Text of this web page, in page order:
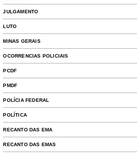
JULGAMENTO
LUTO
MINAS GERAIS
OCORRENCIAS POLICIAIS
PCDF
PMDF
POLÍCIA FEDERAL
POLÍTICA
RECANTO DAS EMA
RECANTO DAS EMAS